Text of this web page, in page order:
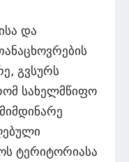
და
გვსურს
სახელმწიფო
ტერიტორიასა